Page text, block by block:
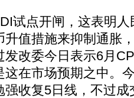
点开闸，这表明人
升值措施来抑制通胀
发改委今日表示6月
这在市场预期之中。
强收复5日线，不过